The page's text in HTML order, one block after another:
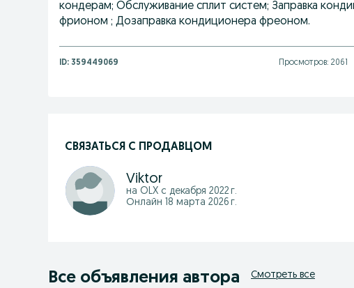
кондерам; Обслуживание сплит систем; Заправка
фрионом ; Дозаправка кондиционера фреоном.
ID: 359449069 Просмотров: 2061
СВЯЗАТЬСЯ С ПРОДАВЦОМ
Viktor
на OLX с декабря 2022 г.
Онлайн 18 марта 2026 г.
Все объявления автора Смотреть все